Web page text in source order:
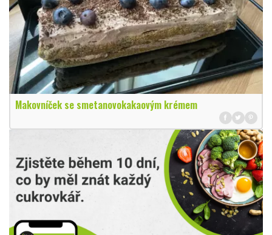
Makovníček se smetanovokakaovým krémem